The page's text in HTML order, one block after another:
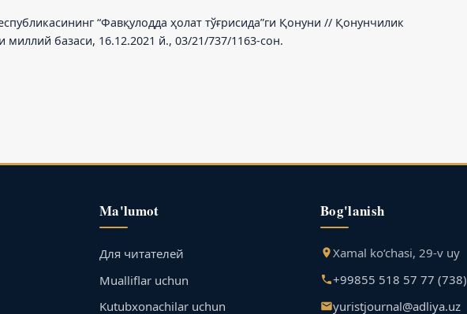
“Фавқулодда ҳолат тўғрисида”ги Қонуни // Қонунчилик
миллий базаси, 16.12.2021 й., 03/21/737/1163-сон.
Ma'lumot
Для читателей
Mualliflar uchun
Kutubxonachilar uchun
Bog'lanish
Xamal ko‘chasi, 29-v uy
+99855 518 57 77 (738)
yuristjournal@adliya.uz